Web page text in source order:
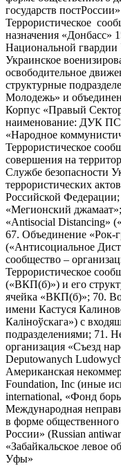
государств
Террористическое
назначения «Донбасс»
Национальной гвардии
Украинское
освободительное
структурные
Молодежь» и
Корпус «Правый
наименование: ДУК
«Народное
Террористическое
совершения на
Службе безопасности
террористических
Российской Федерации;
«Мегионский
«Antisocial Distancing»
67. Объединение «Рок-
(«Антисоциальное
сообщество –
Террористическое
(«ВКП(б)») и его
ячейка «ВКП(б)»; 70.
имени Кастуся
Калiноўскага») с
подразделениями; 71.
организация «Съезд
Deputowanych
Американская
Foundation, Inc (иные
international, «Фонд
Международная
в форме
России» (Russian
«Забайкальское левое
Уфы»